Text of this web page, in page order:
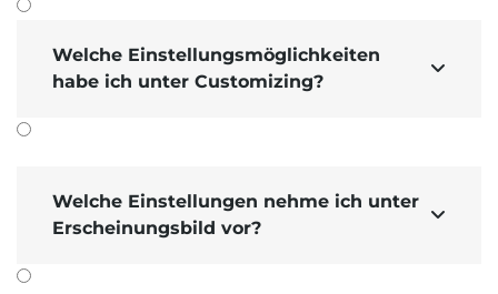
Welche Einstellungsmöglichkeiten
habe ich unter Customizing?

Welche Einstellungen nehme ich unter
Erscheinungsbild vor?
